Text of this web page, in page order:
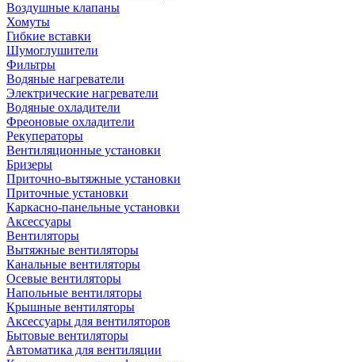
Воздушные клапаны
Хомуты
Гибкие вставки
Шумоглушители
Фильтры
Водяные нагреватели
Электрические нагреватели
Водяные охладители
Фреоновые охладители
Рекуператоры
Вентиляционные установки
Бризеры
Приточно-вытяжные установки
Приточные установки
Каркасно-панельные установки
Аксессуары
Вентиляторы
Вытяжные вентиляторы
Канальные вентиляторы
Осевые вентиляторы
Напольные вентиляторы
Крышные вентиляторы
Аксессуары для вентиляторов
Бытовые вентиляторы
Автоматика для вентиляции